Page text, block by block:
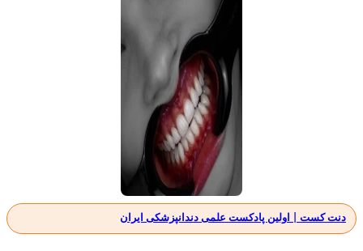
دنت کست | اولین پادکست علمی دندانپزشکی ایران